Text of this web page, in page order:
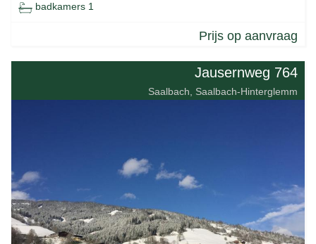
badkamers 1
Prijs op aanvraag
Jausernweg 764
Saalbach, Saalbach-Hinterglemm